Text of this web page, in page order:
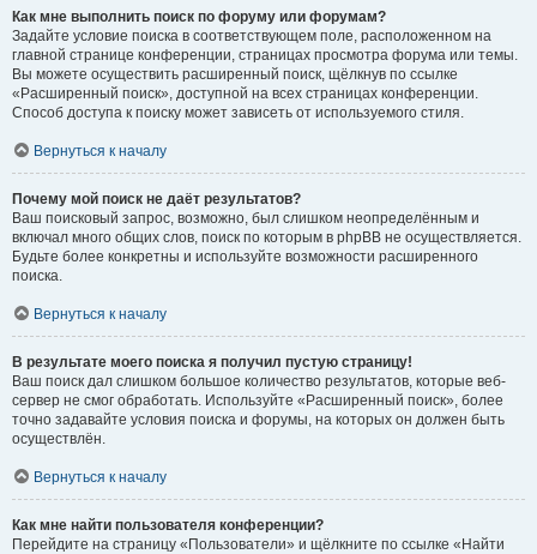
Как мне выполнить поиск по форуму или форумам?
Задайте условие поиска в соответствующем поле, расположенном на
главной странице конференции, страницах просмотра форума или темы.
Вы можете осуществить расширенный поиск, щёлкнув по ссылке
«Расширенный поиск», доступной на всех страницах конференции.
Способ доступа к поиску может зависеть от используемого стиля.
Вернуться к началу
Почему мой поиск не даёт результатов?
Ваш поисковый запрос, возможно, был слишком неопределённым и
включал много общих слов, поиск по которым в phpBB не осуществляется.
Будьте более конкретны и используйте возможности расширенного
поиска.
Вернуться к началу
В результате моего поиска я получил пустую страницу!
Ваш поиск дал слишком большое количество результатов, которые веб-
сервер не смог обработать. Используйте «Расширенный поиск», более
точно задавайте условия поиска и форумы, на которых он должен быть
осуществлён.
Вернуться к началу
Как мне найти пользователя конференции?
Перейдите на страницу «Пользователи» и щёлкните по ссылке «Найти